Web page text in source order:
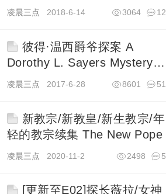
凌晨三点 2018-6-14 12
3064
彼得·温西爵爷探案 A
Dorothy L. Sayers Mystery
(1987)
凌晨三点 2017-6-28 51
8601
新教宗/新教皇/新生教宗/年
轻的教宗续集 The New Pope
凌晨三点 2020-11-2 5
2498
[更新至E02]探长薇拉/女神